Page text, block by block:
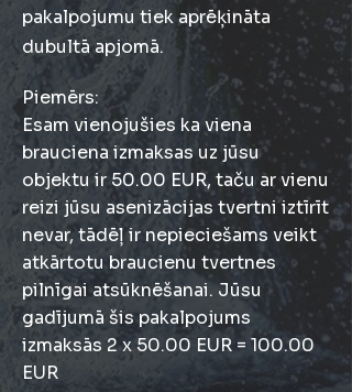
pakalpojumu tiek aprēķināta
dubultā apjomā.
Piemērs:
Esam vienojušies ka viena
brauciena izmaksas uz jūsu
objektu ir 50.00 EUR, taču ar vienu
reizi jūsu asenizācijas tvertni iztīrīt
nevar, tādēļ ir nepieciešams veikt
atkārtotu braucienu tvertnes
pilnīgai atsūknēšanai. Jūsu
gadījumā šis pakalpojums
izmaksās 2 x 50.00 EUR = 100.00
EUR